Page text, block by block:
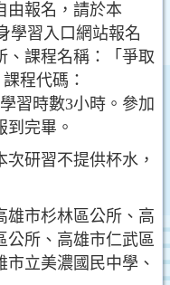
由報名，請於本
學習入口網站報名
、課程名稱：「爭取
程代碼：
習時數3小時。參加
到完畢。
研習不提供杯水，
雄市杉林區公所、高
公所、高雄市仁武區
立美濃國民中學、